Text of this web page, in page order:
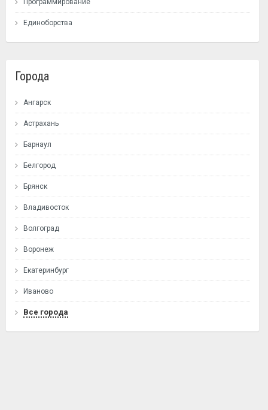
Единоборства
Города
Ангарск
Астрахань
Барнаул
Белгород
Брянск
Владивосток
Волгоград
Воронеж
Екатеринбург
Иваново
Все города